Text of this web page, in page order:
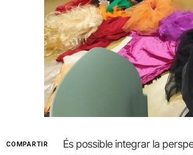
COMPARTIR
És possible integrar la